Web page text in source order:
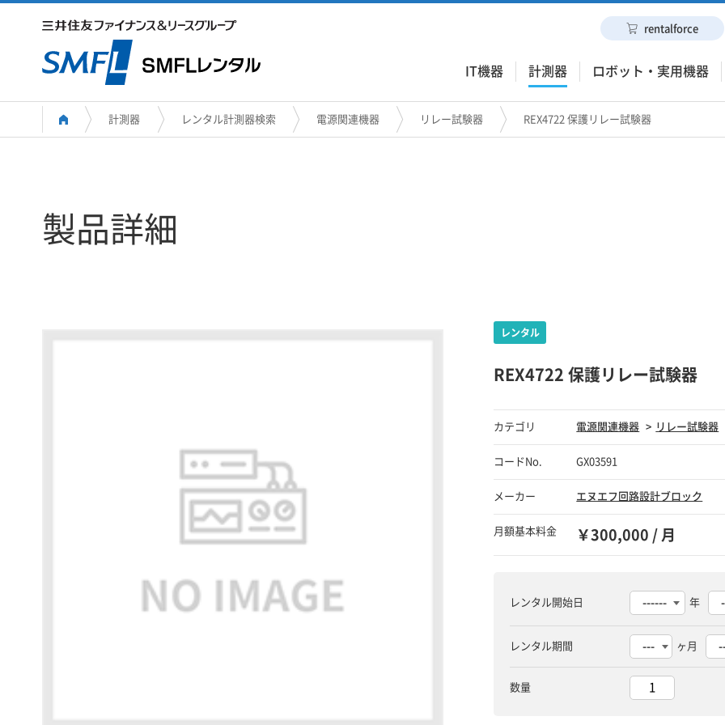
IT機器 計測器 ロボット・実用機器
rentalforce
計測器 レンタル計測器検索 電源関連機器 リレー試験器 REX4722 保護リレー試験器
製品詳細
REX4722 保護リレー試験器
カテゴリ 電源関連機器 リレー試験器
コードNo. GX03591
メーカー エヌエフ回路設計ブロック
月額基本料金 ￥300,000 / 月
レンタル開始日 年
レンタル期間 ヶ月
数量